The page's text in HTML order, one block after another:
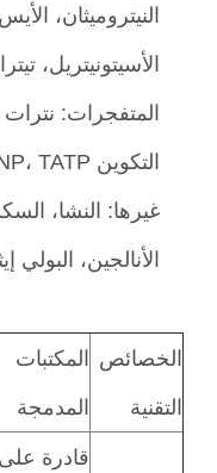
النيتروميثان،
الأسيتونيتريل،
التكوين B، TNT، RDX، HMX، TNP، TATP، الخ
غيرها: النشا،
الأنالجين، البولي
الخصائص
التقنية
المكتبات
المدمجة
قادرة على